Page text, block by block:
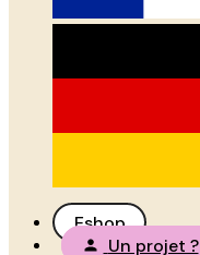
Eshop
Un projet ?